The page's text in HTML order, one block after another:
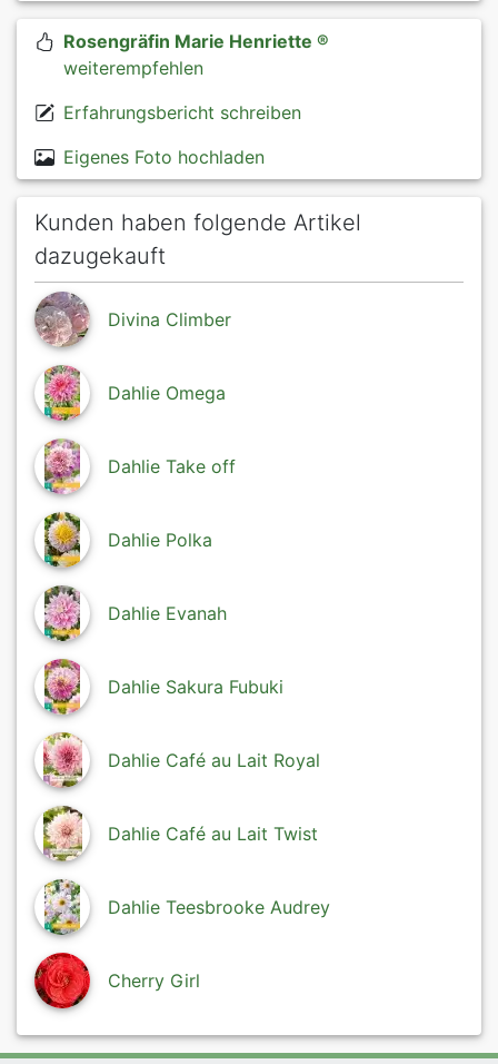
Rosengräfin Marie Henriette ®
weiterempfehlen
Erfahrungsbericht schreiben
Eigenes Foto hochladen
Kunden haben folgende Artikel
dazugekauft
Divina Climber
Dahlie Omega
Dahlie Take off
Dahlie Polka
Dahlie Evanah
Dahlie Sakura Fubuki
Dahlie Café au Lait Royal
Dahlie Café au Lait Twist
Dahlie Teesbrooke Audrey
Cherry Girl